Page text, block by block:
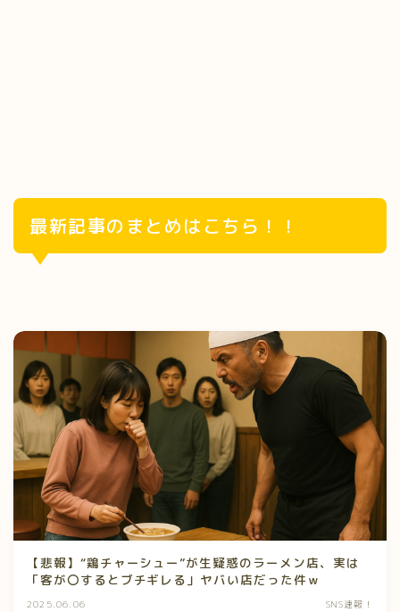
最新記事のまとめはこちら！！
【悲報】“鶏チャーシュー”が生疑惑のラーメン店、実は
「客が〇するとブチギレる」ヤバい店だった件ｗ
2025.06.06 SNS速報！